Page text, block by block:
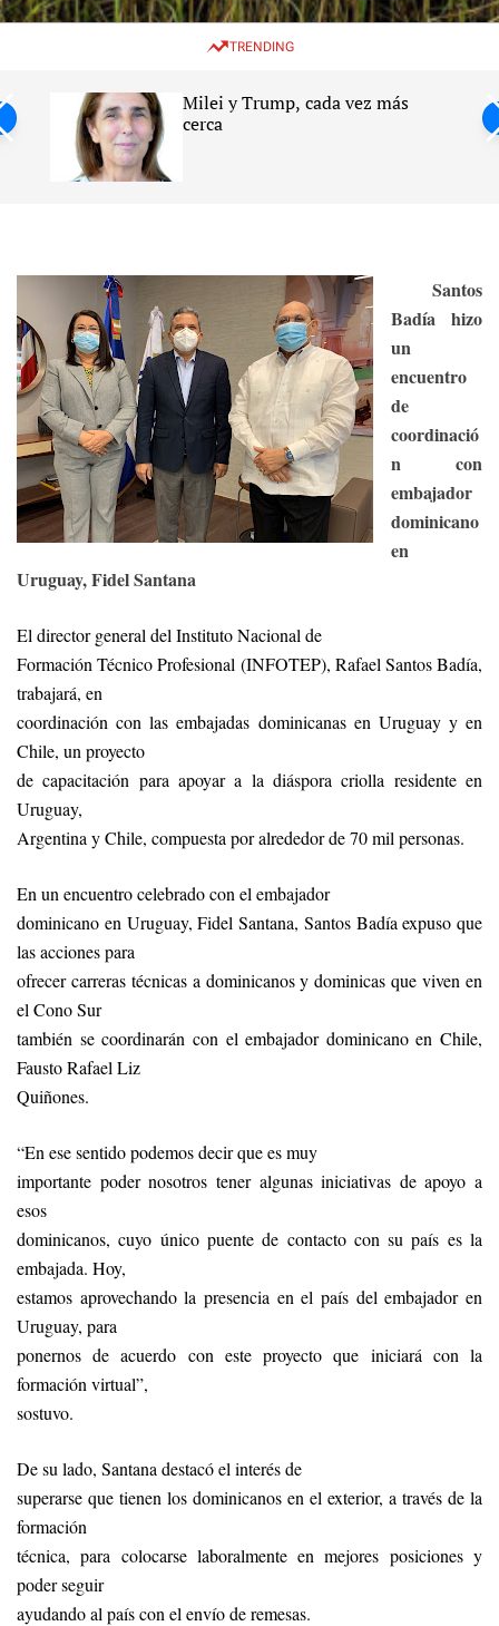
w
c
e
e
TRENDING
Milei y Trump, cada vez más
cerca
Santos
Badía hizo
un
encuentro
de
coordinació
n con
embajador
dominicano
en
Uruguay, Fidel Santana
El director general del Instituto Nacional de
Formación Técnico Profesional (INFOTEP), Rafael Santos Badía,
trabajará, en
coordinación con las embajadas dominicanas en Uruguay y en
Chile, un proyecto
de capacitación para apoyar a la diáspora criolla residente en
Uruguay,
Argentina y Chile, compuesta por alrededor de 70 mil personas.
En un encuentro celebrado con el embajador
dominicano en Uruguay, Fidel Santana, Santos Badía expuso que
las acciones para
ofrecer carreras técnicas a dominicanos y dominicas que viven en
el Cono Sur
también se coordinarán con el embajador dominicano en Chile,
Fausto Rafael Liz
Quiñones.
“En ese sentido podemos decir que es muy
importante poder nosotros tener algunas iniciativas de apoyo a
esos
dominicanos, cuyo único puente de contacto con su país es la
embajada. Hoy,
estamos aprovechando la presencia en el país del embajador en
Uruguay, para
ponernos de acuerdo con este proyecto que iniciará con la
formación virtual”,
sostuvo.
De su lado, Santana destacó el interés de
superarse que tienen los dominicanos en el exterior, a través de la
formación
técnica, para colocarse laboralmente en mejores posiciones y
poder seguir
ayudando al país con el envío de remesas.